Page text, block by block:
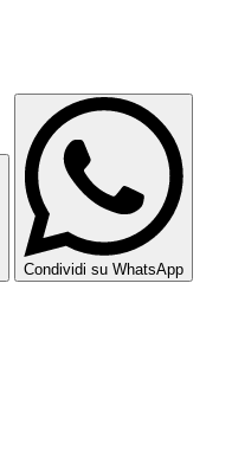
Condividi su WhatsApp